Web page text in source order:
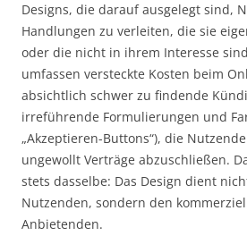
Designs, die darauf ausgelegt sind,
Handlungen zu verleiten, die sie
oder die nicht in ihrem Interesse
umfassen versteckte Kosten beim
absichtlich schwer zu findende
irreführende Formulierungen und
„Akzeptieren-Buttons“), die
ungewollt Verträge abzuschließen.
stets dasselbe: Das Design dient
Nutzenden, sondern den
Anbietenden.